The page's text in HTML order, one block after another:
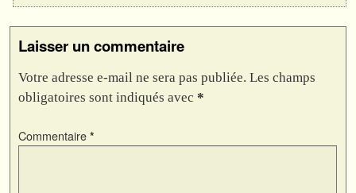
Laisser un commentaire
Votre adresse e-mail ne sera pas publiée. Les champs
obligatoires sont indiqués avec *
Commentaire *